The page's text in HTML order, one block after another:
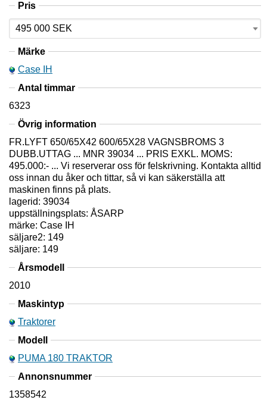
Pris
Märke
Case IH
Antal timmar
6323
Övrig information
FR.LYFT 650/65X42 600/65X28 VAGNSBROMS 3
DUBB.UTTAG ... MNR 39034 ... PRIS EXKL. MOMS:
495.000:- ... Vi reserverar oss för felskrivning. Kontakta alltid
oss innan du åker och tittar, så vi kan säkerställa att
maskinen finns på plats.
lagerid: 39034
uppställningsplats: ÅSARP
märke: Case IH
säljare2: 149
säljare: 149
Årsmodell
2010
Maskintyp
Traktorer
Modell
PUMA 180 TRAKTOR
Annonsnummer
1358542